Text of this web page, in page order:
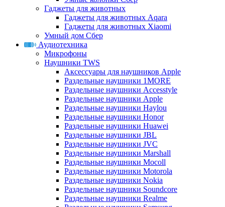
Гаджеты для животных
Гаджеты для животных Aqara
Гаджеты для животных Xiaomi
Умный дом Сбер
Аудиотехника
Микрофоны
Наушники TWS
Аксессуары для наушников Apple
Раздельные наушники 1MORE
Раздельные наушники Accesstyle
Раздельные наушники Apple
Раздельные наушники Haylou
Раздельные наушники Honor
Раздельные наушники Huawei
Раздельные наушники JBL
Раздельные наушники JVC
Раздельные наушники Marshall
Раздельные наушники Mocoll
Раздельные наушники Motorola
Раздельные наушники Nokia
Раздельные наушники Soundcore
Раздельные наушники Realme